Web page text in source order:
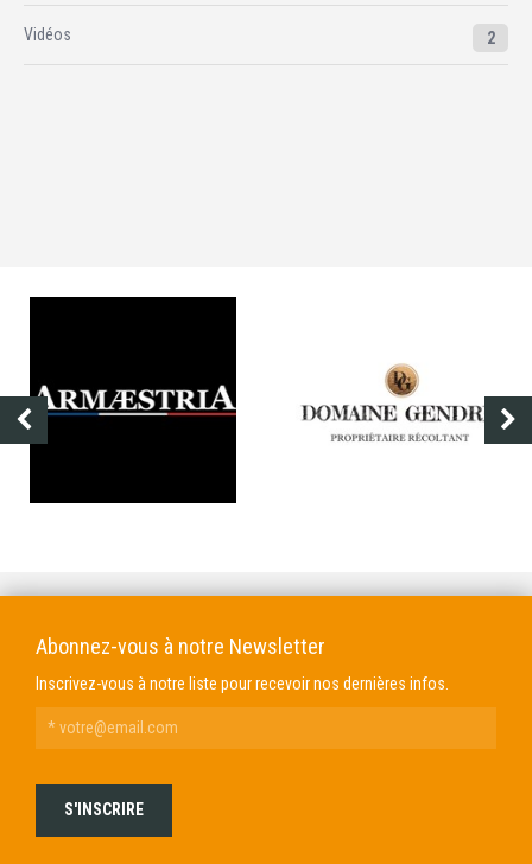
Vidéos 2
Abonnez-vous à notre Newsletter
Inscrivez-vous à notre liste pour recevoir nos dernières infos.